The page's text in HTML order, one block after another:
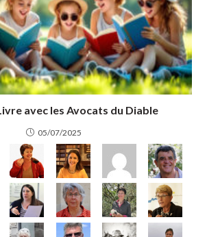
avec les Avocats du Diable
05/07/2025